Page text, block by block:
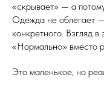
«скрывает» — а
Одежда не облегает
конкретного. Взгляд
«Нормально» вместо
Это маленькое, но